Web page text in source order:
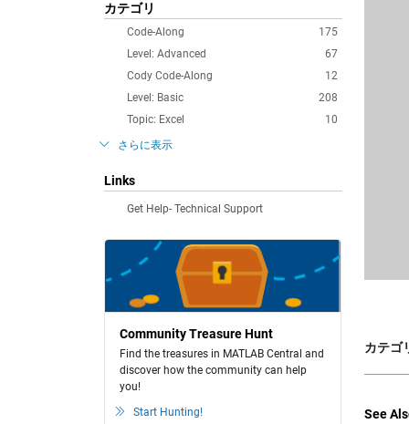
カテゴリ
175
Code-Along
67
Level: Advanced
12
Cody Code-Along
208
Level: Basic
10
Topic: Excel
さらに表示
Links
Get Help- Technical Support
Community Treasure Hunt
Find the treasures in MATLAB Central and
discover how the community can help
you!
Start Hunting!
カテゴ
See